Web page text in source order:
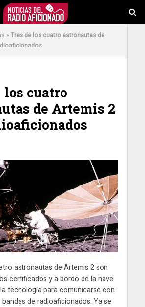
»Tres de los cuatro astronautas de
los cuatro
de Artemis 2
astronautas de Artemis 2 son
certificados y a bordo de la nave
tecnología para comunicarse con
de radioaficionados. Ya se